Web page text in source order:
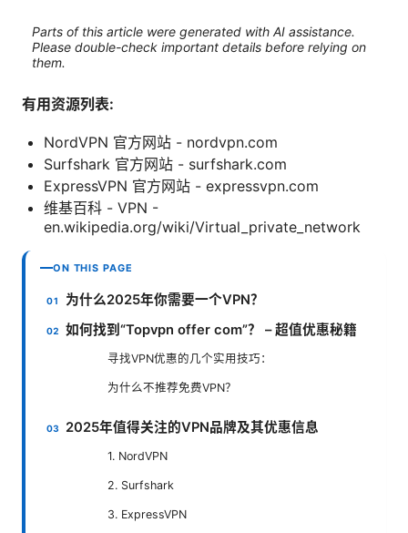
Parts of this article were generated with AI assistance.
Please double-check important details before relying on
them.
有用资源列表:
NordVPN 官方网站 - nordvpn.com
Surfshark 官方网站 - surfshark.com
ExpressVPN 官方网站 - expressvpn.com
维基百科 - VPN -
en.wikipedia.org/wiki/Virtual_private_network
ON THIS PAGE
为什么2025年你需要一个VPN？
如何找到“Topvpn offer com”？ – 超值优惠秘籍
寻找VPN优惠的几个实用技巧：
为什么不推荐免费VPN？
2025年值得关注的VPN品牌及其优惠信息
1. NordVPN
2. Surfshark
3. ExpressVPN